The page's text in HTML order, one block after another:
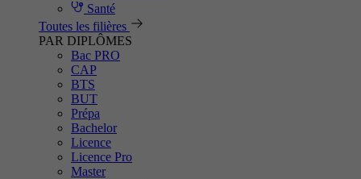
Santé
Toutes les filières
PAR DIPLÔMES
Bac PRO
CAP
BTS
BUT
Prépa
Bachelor
Licence
Licence Pro
Master